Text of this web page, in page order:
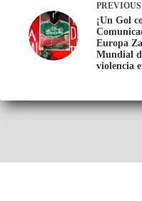
PREVIOUS
¡Un Gol
Europa
Mundial
violencia